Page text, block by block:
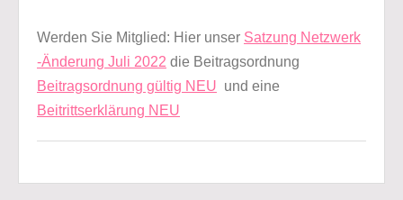
Werden Sie Mitglied: Hier unser Satzung Netzwerk
-Änderung Juli 2022 die Beitragsordnung
Beitragsordnung gültig NEU und eine
Beitrittserklärung NEU